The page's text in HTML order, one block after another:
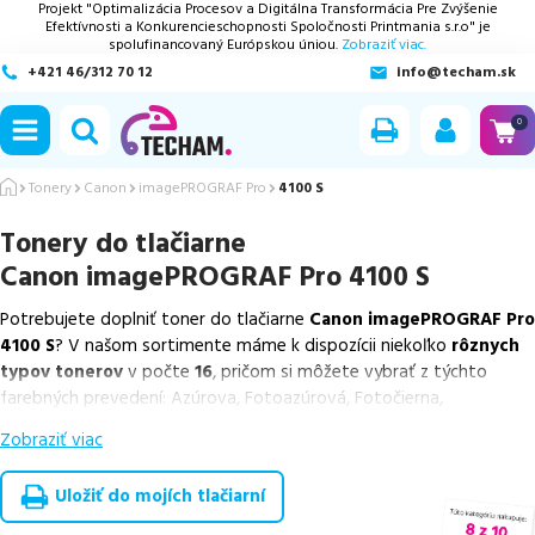
Projekt "Optimalizácia Procesov a Digitálna Transformácia Pre Zvýšenie
Efektívnosti a Konkurencieschopnosti Spoločnosti Printmania s.r.o" je
spolufinancovaný Európskou úniou. Zobraziť viac.
+421 46/312 70 12
info@techam.sk
0
Tonery Canon imagePROGRAF Pro 4100 S
Tonery do tlačiarne
Canon imagePROGRAF Pro 4100 S
Potrebujete doplniť toner do tlačiarne Canon imagePROGRAF Pro
4100 S? V našom sortimente máme k dispozícii niekoľko rôznych
typov tonerovv počte 16, pričom si môžete vybrať z týchto
farebných prevedení: Azúrova, Fotoazúrová, Fotočierna,
Z uvedeného množstva dostupných náplní
náplnev počte 8ks, ako ajcenovo výhodnejšie alternatívy,
ktoré plne zachovávajú kvalitu tlače
. Súčasťou tejto ponuky sú
Zobraziť viac
Uložiť do mojích tlačiarní